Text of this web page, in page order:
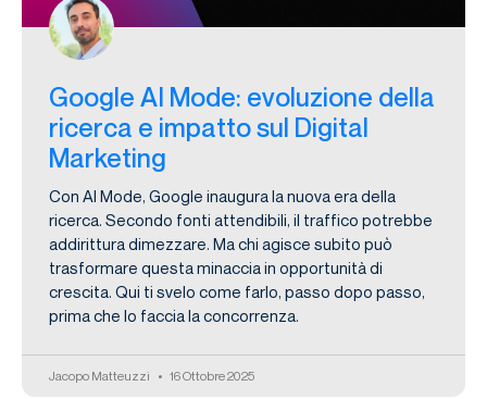
Google AI Mode: evoluzione della
ricerca e impatto sul Digital
Marketing
Con AI Mode, Google inaugura la nuova era della
ricerca. Secondo fonti attendibili, il traffico potrebbe
addirittura dimezzare. Ma chi agisce subito può
trasformare questa minaccia in opportunità di
crescita. Qui ti svelo come farlo, passo dopo passo,
prima che lo faccia la concorrenza.
Jacopo Matteuzzi 16 Ottobre 2025